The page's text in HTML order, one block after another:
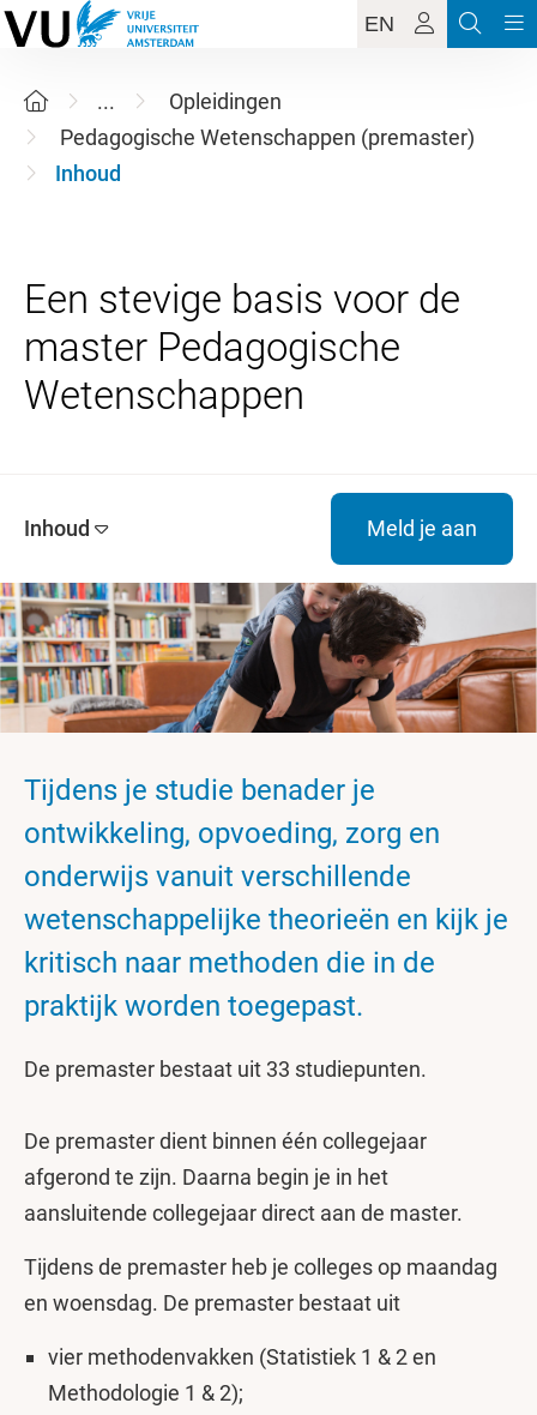
EN
...
Opleidingen
Pedagogische Wetenschappen (premaster)
Inhoud
Een stevige basis voor de
master Pedagogische
Inhoud Meld je aan
Tijdens je studie benader je
ontwikkeling, opvoeding, zorg en
onderwijs vanuit verschillende
wetenschappelijke theorieën en kijk je
kritisch naar methoden die in de
praktijk worden toegepast.
De premaster bestaat uit 33 studiepunten.
De premaster dient binnen één collegejaar
afgerond te zijn. Daarna begin je in het
aansluitende collegejaar direct aan de master.
Tijdens de premaster heb je colleges op maandag
en woensdag. De premaster bestaat uit
vier methodenvakken (Statistiek 1 & 2 en
Methodologie 1 & 2);